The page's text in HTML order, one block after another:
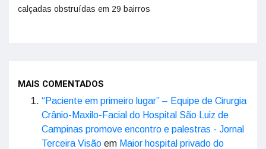
calçadas obstruídas em 29 bairros
MAIS COMENTADOS
“Paciente em primeiro lugar” – Equipe de Cirurgia
Crânio-Maxilo-Facial do Hospital São Luiz de
Campinas promove encontro e palestras - Jornal
Terceira Visão em Maior hospital privado do